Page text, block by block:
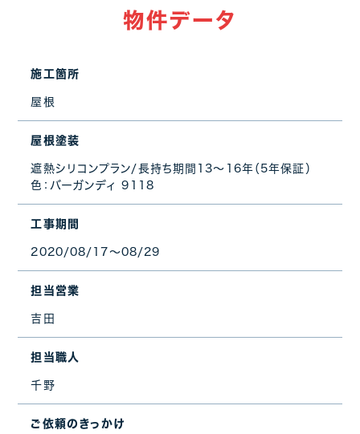
物件データ
施工箇所
屋根
屋根塗装
遮熱シリコンプラン/長持ち期間13〜16年（5年保証）
色：バーガンディ 9118
工事期間
2020/08/17～08/29
担当営業
吉田
担当職人
千野
ご依頼のきっかけ